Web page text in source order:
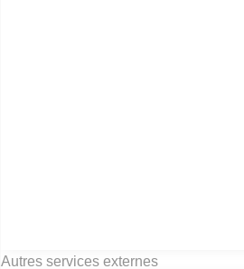
Autres services externes